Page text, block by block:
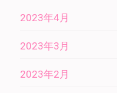
2023年4月
2023年3月
2023年2月